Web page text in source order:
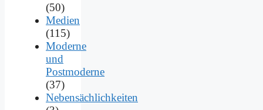
(50)
Medien
(115)
Moderne
und
Postmoderne
(37)
Nebensächlichkeiten